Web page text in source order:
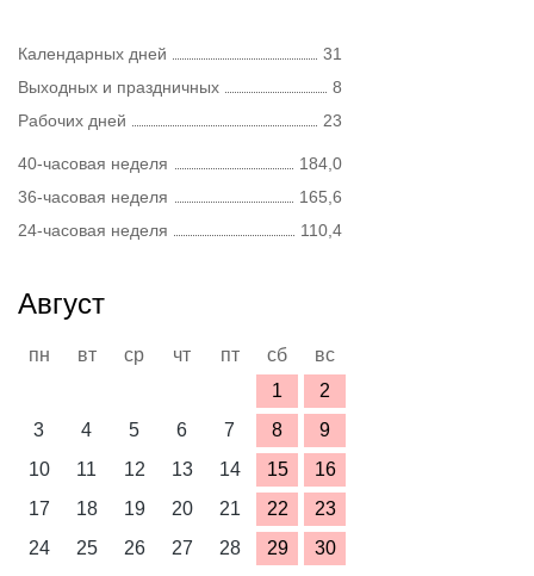
Календарных дней
31
Выходных и праздничных
8
Рабочих дней
23
40-часовая неделя
184,0
36-часовая неделя
165,6
24-часовая неделя
110,4
Август
пн вт ср чт пт сб
вс
1
2
3
4 5 6 7 8
9
10
11 12 13 14 15
16
17
18 19 20 21 22
23
24
25 26 27 28 29
30